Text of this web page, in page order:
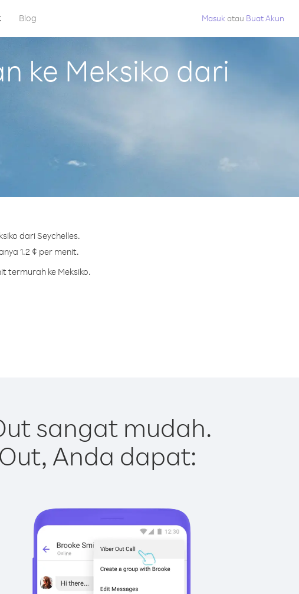
Blog Masuk atau Buat Akun
ke Meksiko dari
dari Seychelles.
1.2 ¢ per menit.
termurah ke Meksiko.
sangat mudah.
Anda dapat: